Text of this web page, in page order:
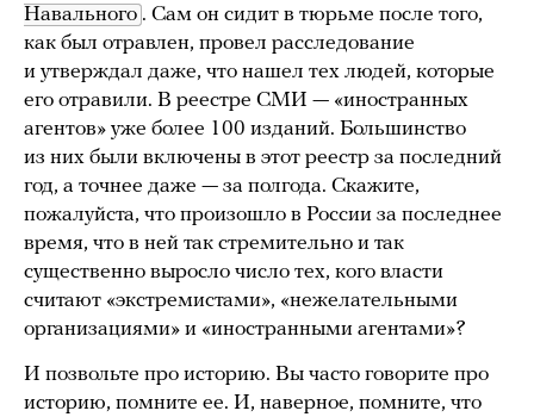
Навального . Сам он сидит в тюрьме после того,
как был отравлен, провел расследование
и утверждал даже, что нашел тех людей, которые
его отравили. В реестре СМИ — «иностранных
агентов» уже более 100 изданий. Большинство
из них были включены в этот реестр за последний
год, а точнее даже — за полгода. Скажите,
пожалуйста, что произошло в России за последнее
время, что в ней так стремительно и так
существенно выросло число тех, кого власти
считают «экстремистами», «нежелательными
организациями» и «иностранными агентами»?
И позвольте про историю. Вы часто говорите про
историю, помните ее. И, наверное, помните, что